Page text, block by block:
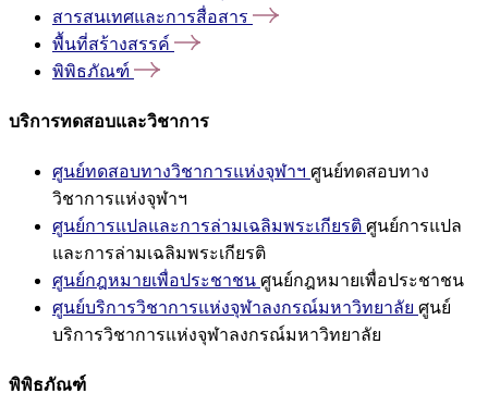
สารสนเทศและการสื่อสาร
พื้นที่สร้างสรรค์
พิพิธภัณฑ์
บริการทดสอบและวิชาการ
ศูนย์ทดสอบทางวิชาการแห่งจุฬาฯ ศูนย์ทดสอบทาง
วิชาการแห่งจุฬาฯ
ศูนย์การแปลและการล่ามเฉลิมพระเกียรติ ศูนย์การแปล
และการล่ามเฉลิมพระเกียรติ
ศูนย์กฎหมายเพื่อประชาชน ศูนย์กฎหมายเพื่อประชาชน
ศูนย์บริการวิชาการแห่งจุฬาลงกรณ์มหาวิทยาลัย ศูนย์
บริการวิชาการแห่งจุฬาลงกรณ์มหาวิทยาลัย
พิพิธภัณฑ์